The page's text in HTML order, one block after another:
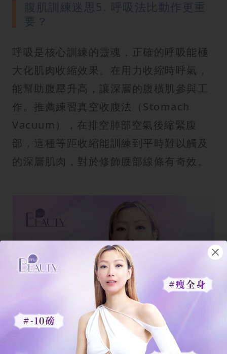
呼吸是核心訓練的靈魂，正確的呼吸能極
大化肌肉收縮效果。在用力收縮時呼氣，
能幫助腹壓升高，讓深層的腹橫肌參與工
作。推薦練習真空收腹法（Stomach
Vacuum），在排空肺部空氣後縮緊腹
部，這種等距收縮能訓練到平時難以觸及
的深層肌肉，對於修飾腰部線條有奇效。